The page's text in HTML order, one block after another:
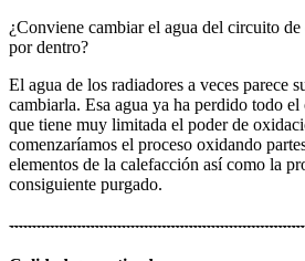
¿Conviene cambiar el agua del circuito
por dentro?
El agua de los radiadores a veces parece
cambiarla. Esa agua ya ha perdido todo
que tiene muy limitada el poder de
comenzaríamos el proceso oxidando
elementos de la calefacción así como la
consiguiente purgado.